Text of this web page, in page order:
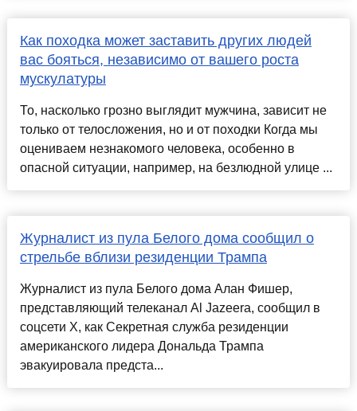
Как походка может заставить других людей
вас бояться, независимо от вашего роста
мускулатуры
То, насколько грозно выглядит мужчина, зависит не
только от телосложения, но и от походки Когда мы
оцениваем незнакомого человека, особенно в
опасной ситуации, например, на безлюдной улице ...
Журналист из пула Белого дома сообщил о
стрельбе вблизи резиденции Трампа
Журналист из пула Белого дома Алан Фишер,
представляющий телеканал Al Jazeera, сообщил в
соцсети Х, как Секретная служба резиденции
американского лидера Дональда Трампа
эвакуировала предста...